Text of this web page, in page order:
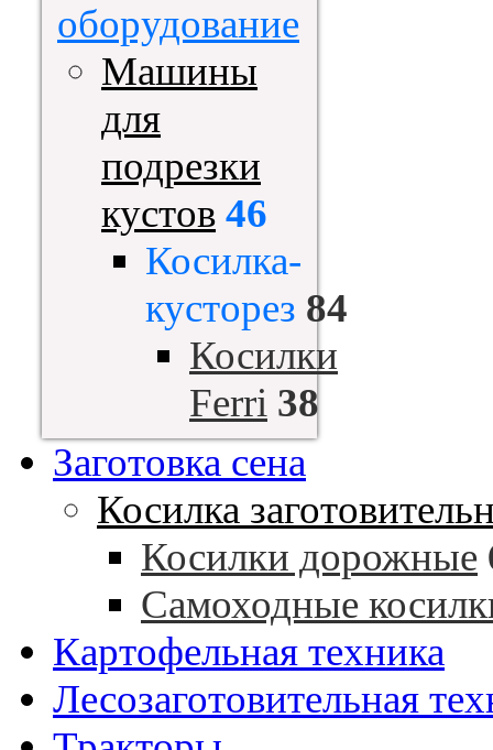
оборудование
Машины
для
подрезки
кустов 46
Косилка-
кусторез 84
Косилки
Ferri 38
Заготовка сена
Косилка
Косилки дорожные
Самоходные
Картофельная техника
Лесозаготовительная